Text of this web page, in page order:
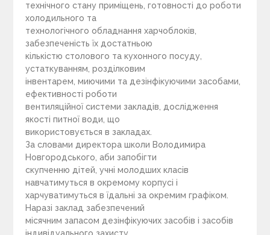
технічного стану приміщень, готовності до роботи
холодильного та
технологічного обладнання харчоблоків,
забезпеченість їх достатньою
кількістю столового та кухонного посуду,
устаткуванням, розділковим
інвентарем, миючими та дезінфікуючими засобами,
ефективності роботи
вентиляційної системи закладів, дослідження
якості питної води, що
використовується в закладах.
За словами директора школи Володимира
Новгородського, аби запобігти
скупченню дітей, учні молодших класів
навчатимуться в окремому корпусі і
харчуватимуться в їдальні за окремим графіком.
Наразі заклад забезпечений
місячним запасом дезінфікуючих засобів і засобів